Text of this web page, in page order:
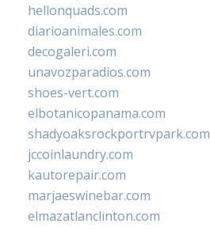
hellonquads.com
diarioanimales.com
decogaleri.com
unavozparadios.com
shoes-vert.com
elbotanicopanama.com
shadyoaksrockportrvpark.com
jccoinlaundry.com
kautorepair.com
marjaeswinebar.com
elmazatlanclinton.com